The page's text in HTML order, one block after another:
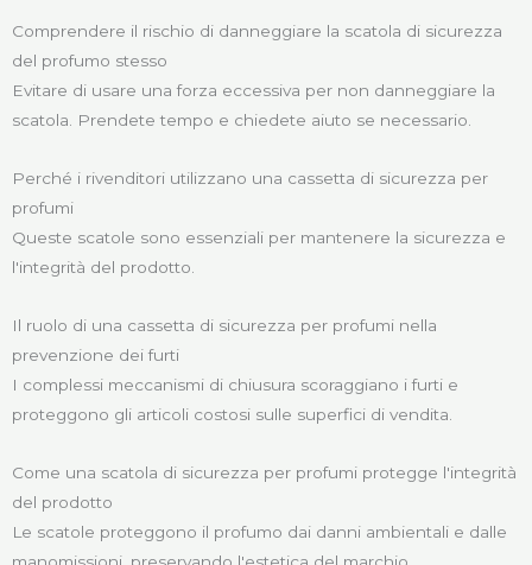
Comprendere il rischio di danneggiare la scatola di sicurezza
del profumo stesso
Evitare di usare una forza eccessiva per non danneggiare la
scatola. Prendete tempo e chiedete aiuto se necessario.
Perché i rivenditori utilizzano una cassetta di sicurezza per
profumi
Queste scatole sono essenziali per mantenere la sicurezza e
l'integrità del prodotto.
Il ruolo di una cassetta di sicurezza per profumi nella
prevenzione dei furti
I complessi meccanismi di chiusura scoraggiano i furti e
proteggono gli articoli costosi sulle superfici di vendita.
Come una scatola di sicurezza per profumi protegge l'integrità
del prodotto
Le scatole proteggono il profumo dai danni ambientali e dalle
manomissioni, preservando l'estetica del marchio.